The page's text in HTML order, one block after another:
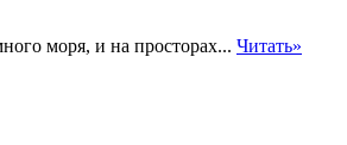
моря, и на просторах... Читать»